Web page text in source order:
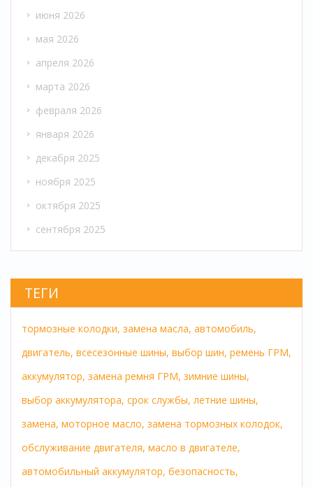
июня 2026
мая 2026
апреля 2026
марта 2026
февраля 2026
января 2026
декабря 2025
ноября 2025
октября 2025
сентября 2025
ТЕГИ
тормозные колодки, замена масла, автомобиль,
двигатель, всесезонные шины, выбор шин, ремень ГРМ,
аккумулятор, замена ремня ГРМ, зимние шины,
выбор аккумулятора, срок службы, летние шины,
замена, моторное масло, замена тормозных колодок,
обслуживание двигателя, масло в двигателе,
автомобильный аккумулятор, безопасность,